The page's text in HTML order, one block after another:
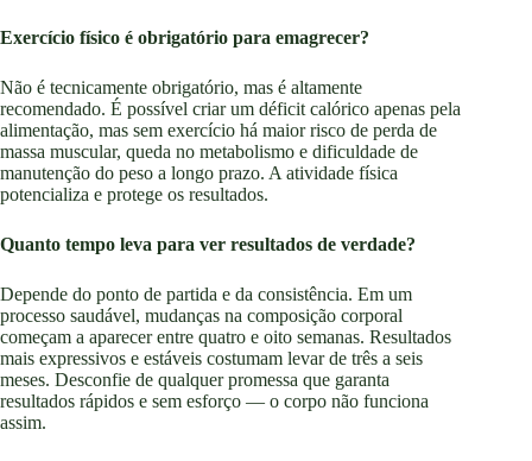
Exercício físico é obrigatório para emagrecer?
Não é tecnicamente obrigatório, mas é altamente
recomendado. É possível criar um déficit calórico apenas pela
alimentação, mas sem exercício há maior risco de perda de
massa muscular, queda no metabolismo e dificuldade de
manutenção do peso a longo prazo. A atividade física
potencializa e protege os resultados.
Quanto tempo leva para ver resultados de verdade?
Depende do ponto de partida e da consistência. Em um
processo saudável, mudanças na composição corporal
começam a aparecer entre quatro e oito semanas. Resultados
mais expressivos e estáveis costumam levar de três a seis
meses. Desconfie de qualquer promessa que garanta
resultados rápidos e sem esforço — o corpo não funciona
assim.